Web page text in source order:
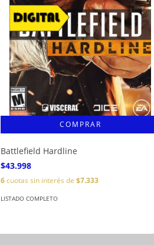
Battlefield Hardline
$43.998
6cuotas sin interés de $7.333
LISTADO COMPLETO